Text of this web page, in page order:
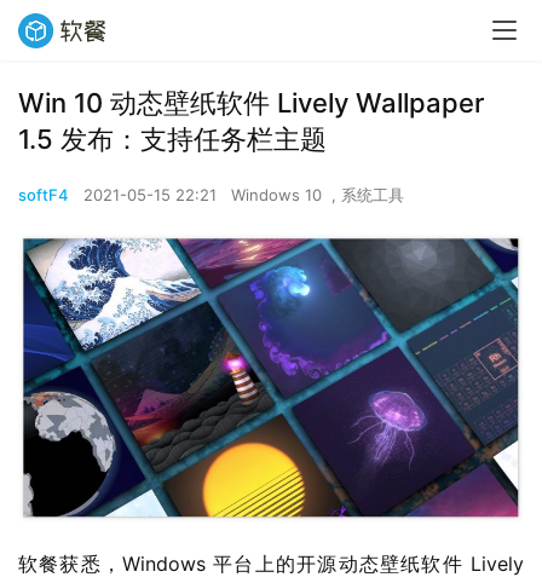
Win 10 动态壁纸软件 Lively Wallpaper
1.5 发布：支持任务栏主题
softF4 2021-05-15 22:21 Windows 10 , 系统工具
软餐获悉，Windows 平台上的开源动态壁纸软件 Lively